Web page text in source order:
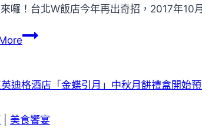
囉！台北W飯店今年再出奇招，2017年10
台
萬
節
美食饗宴